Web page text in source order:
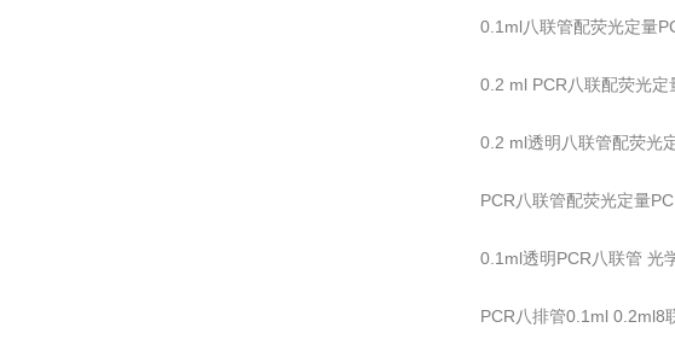
0.1ml八联管配荧光定量
0.2 ml PCR八联配荧光定
0.2 ml透明八联管配荧光
PCR八联管配荧光定量
0.1ml透明PCR八联管 光
PCR八排管0.1ml 0.2ml8